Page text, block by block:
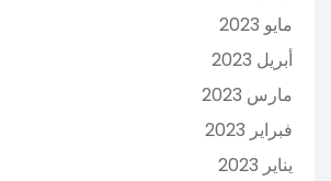
مايو 2023
أبريل 2023
مارس 2023
فبراير 2023
يناير 2023